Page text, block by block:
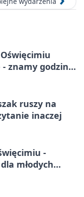
znamy godziny
ruszy na
inaczej
-
młodych